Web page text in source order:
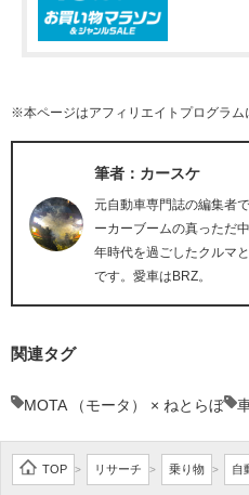
※本ページはアフィリエイトプログラム
筆者：カースケ
元自動車専門誌の編集者
ーカーブームの真っただ
年時代を過ごしたクルマ
です。愛車はBRZ。
関連タグ
MOTA （モータ） × ねとらぼ
TOP > リサーチ > 乗り物 > 自